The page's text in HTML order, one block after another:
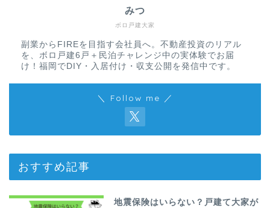
ボロ戸建大家
みつ
副業からFIREを目指す会社員へ。不動産投資のリアル
を、ボロ戸建6戸＋民泊チャレンジ中の実体験でお届
け！福岡でDIY・入居付け・収支公開を発信中です。
＼ Follow me ／
おすすめ記事
地震保険はいらない？戸建て大家が